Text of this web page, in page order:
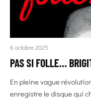
6 octobre 2025
PAS SI FOLLE…
En pleine vague
enregistre le disque qui